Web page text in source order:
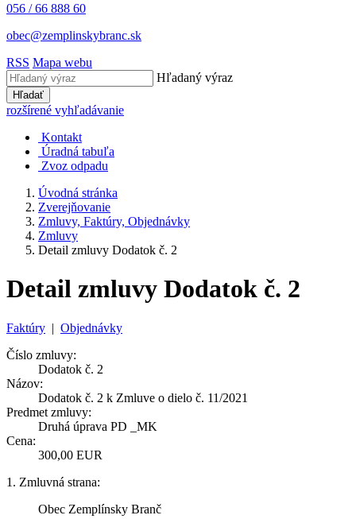
056 / 66 888 60
obec@zemplinskybranc.sk
RSS Mapa webu
Hľadaný výraz
Hľadať
rozšírené vyhľadávanie
Kontakt
Úradná tabuľa
Zvoz odpadu
Úvodná stránka
Zverejňovanie
Zmluvy, Faktúry, Objednávky
Zmluvy
Detail zmluvy Dodatok č. 2
Detail zmluvy Dodatok č. 2
Faktúry | Objednávky
Číslo zmluvy:
Dodatok č. 2
Názov:
Dodatok č. 2 k Zmluve o dielo č. 11/2021
Predmet zmluvy:
Druhá úprava PD _MK
Cena:
300,00 EUR
1. Zmluvná strana:
Obec Zemplínsky Branč